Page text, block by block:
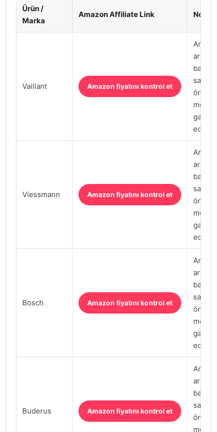
Ürün /
Marka
Amazon Affiliate Link Not
Vaillant Amazon fiyatını kontrol et
arama
satın
önce
model
Viessmann Amazon fiyatını kontrol et
arama
satın
önce
model
Bosch Amazon fiyatını kontrol et
arama
satın
önce
model
Buderus Amazon fiyatını kontrol et
arama
satın
önce
model